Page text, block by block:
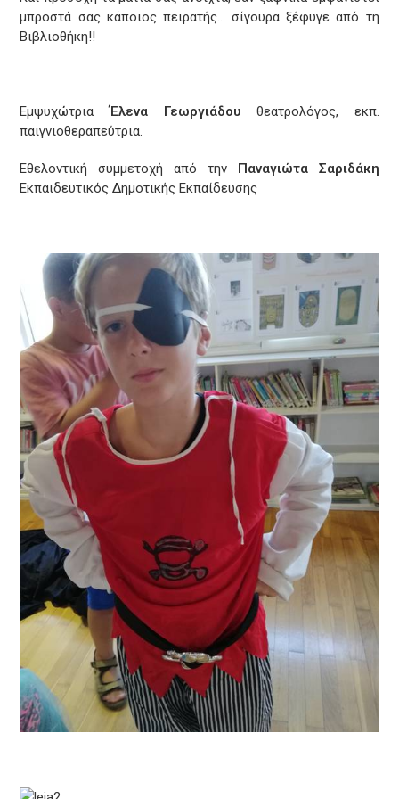
μπροστά σας κάποιος πειρατής… σίγουρα ξέφυγε από τη
Βιβλιοθήκη!!
Εμψυχώτρια Έλενα Γεωργιάδου θεατρολόγος, εκπ.
παιγνιοθεραπεύτρια.
Εθελοντική συμμετοχή από την Παναγιώτα Σαριδάκη
Εκπαιδευτικός Δημοτικής Εκπαίδευσης